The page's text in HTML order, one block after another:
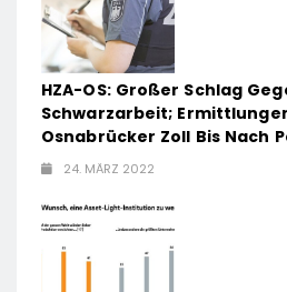
HZA-OS: Großer Schlag
Schwarzarbeit;
Osnabrücker Zoll Bis Nach
24. MÄRZ 2022